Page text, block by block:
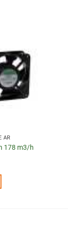
AR
178 m3/h